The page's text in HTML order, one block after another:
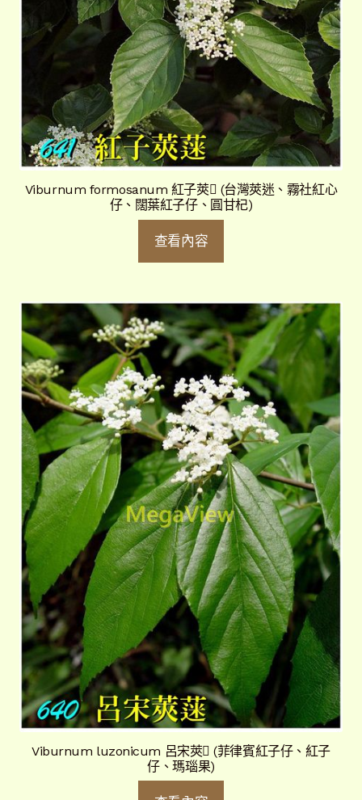
Viburnum formosanum 紅子莢 (台灣莢迷、霧社紅心
仔、闊葉紅子仔、圓甘杞)
查看內容
Viburnum luzonicum 呂宋莢 (菲律賓紅子仔、紅子
仔、瑪瑙果)